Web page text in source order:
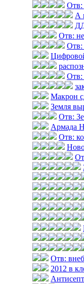
Отв:
А
Отв:
Отв:
Отв:
Макрон
Земля
Отв:
Армада
Отв:
Отв:
2012 в